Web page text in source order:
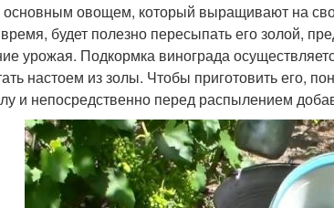
основным овощем, который выращивают на
будет полезно пересыпать его золой,
урожая. Подкормка винограда
настоем из золы. Чтобы приготовить его,
и непосредственно перед распылением